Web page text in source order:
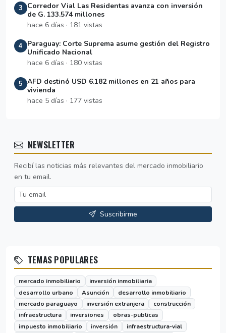
3
Corredor Vial Las Residentas avanza con inversión
de G. 133.574 millones
hace 6 días · 181 vistas
4
Paraguay: Corte Suprema asume gestión del Registro
Unificado Nacional
hace 6 días · 180 vistas
5 AFD destinó USD 6.182 millones en 21 años para
vivienda
hace 5 días · 177 vistas
NEWSLETTER
Recibí las noticias más relevantes del mercado inmobiliario
en tu email.
Suscribirme
TEMAS POPULARES
mercado inmobiliario
inversión inmobiliaria
desarrollo urbano
Asunción
desarrollo inmobiliario
mercado paraguayo
inversión extranjera
construcción
infraestructura
inversiones
obras-publicas
impuesto inmobiliario
inversión
infraestructura-vial